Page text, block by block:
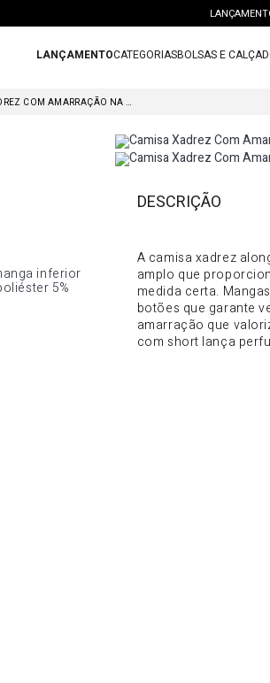
PERSONAL
FRETE
LANÇAMENTOCATEGORIASBOLSAS E
CAMISA XADREZ COM AMARRAÇÃO NA GOLA
inferior
5%
A camisa xadrez
amplo que
medida certa.
botões que garante
amarração que
com short lança
2 º
bolsa
3 º
calca
4º
6º
7º
bota
8º
t shirt
regata